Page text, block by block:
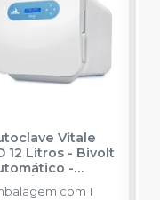
Vitale
12 Litros - Bivolt
-
com 1